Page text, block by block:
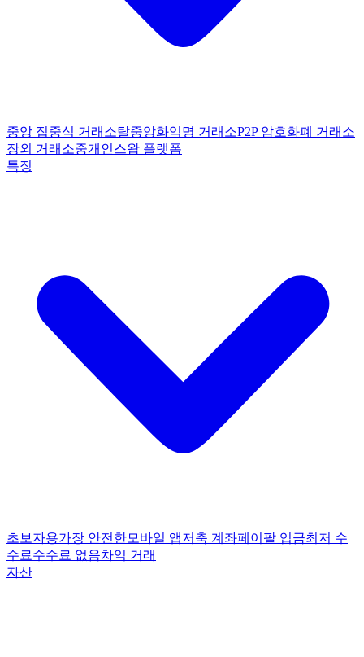
중앙 집중식 거래소탈중앙화익명 거래소P2P 암호화폐 거래소
장외 거래소중개인스왑 플랫폼
특징
초보자용가장 안전한모바일 앱저축 계좌페이팔 입금최저 수
수료수수료 없음차익 거래
자산